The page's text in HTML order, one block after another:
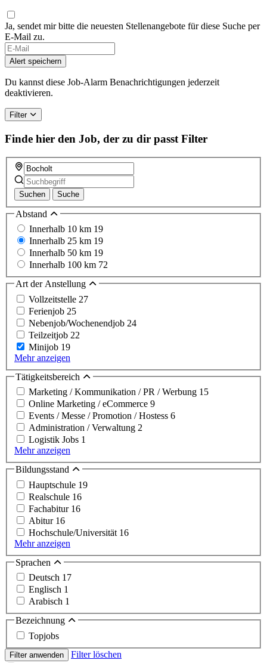
Ja, sendet mir bitte die neuesten Stellenangebote für diese Suche per
E-Mail zu.
Alert speichern
Du kannst diese Job-Alarm Benachrichtigungen jederzeit
deaktivieren.
Filter
Finde hier den Job, der zu dir passt Filter
Suchen Suche
Abstand
Innerhalb 10 km 19
Innerhalb 25 km 19
Innerhalb 50 km 19
Innerhalb 100 km 72
Art der Anstellung
Vollzeitstelle 27
Ferienjob 25
Nebenjob/Wochenendjob 24
Teilzeitjob 22
Minijob 19
Mehr anzeigen
Tätigkeitsbereich
Marketing / Kommunikation / PR / Werbung 15
Online Marketing / eCommerce 9
Events / Messe / Promotion / Hostess 6
Administration / Verwaltung 2
Logistik Jobs 1
Mehr anzeigen
Bildungsstand
Hauptschule 19
Realschule 16
Fachabitur 16
Abitur 16
Hochschule/Universität 16
Mehr anzeigen
Sprachen
Deutsch 17
Englisch 1
Arabisch 1
Bezeichnung
Topjobs
Filter anwenden
Filter löschen